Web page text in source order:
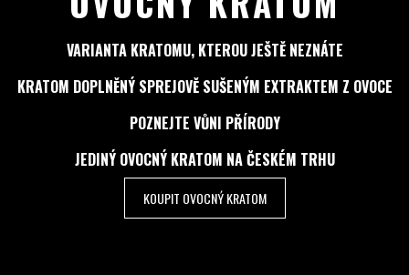
VARIANTA KRATOMU, KTEROU JEŠTĚ NEZNÁTE
KRATOM DOPLNĚNÝ SPREJOVĚ SUŠENÝM EXTRAKTEM Z OVOCE
POZNEJTE VŮNI PŘÍRODY
JEDINÝ OVOCNÝ KRATOM NA ČESKÉM TRHU
KOUPIT OVOCNÝ KRATOM